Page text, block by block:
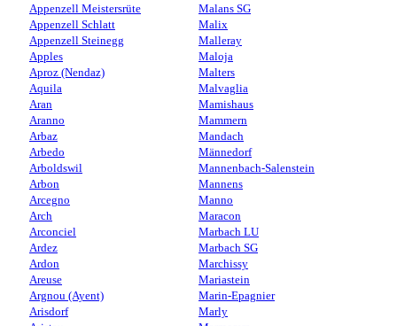
Appenzell Meistersrüte
Appenzell Schlatt
Appenzell Steinegg
Apples
Aproz (Nendaz)
Aquila
Aran
Aranno
Arbaz
Arbedo
Arboldswil
Arbon
Arcegno
Arch
Arconciel
Ardez
Ardon
Areuse
Argnou (Ayent)
Arisdorf
Malans SG
Malix
Malleray
Maloja
Malters
Malvaglia
Mamishaus
Mammern
Mandach
Männedorf
Mannenbach-Salenstein
Mannens
Manno
Maracon
Marbach LU
Marbach SG
Marchissy
Mariastein
Marin-Epagnier
Marly